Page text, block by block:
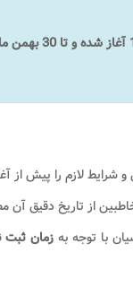
شرایط لازم را پیش از
از تاریخ دقیق آن
با توجه به زمان ثبت